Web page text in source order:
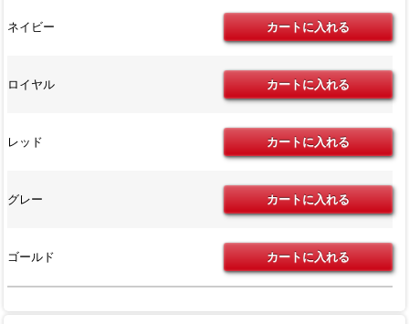
ネイビー
ロイヤル
レッド
グレー
ゴールド